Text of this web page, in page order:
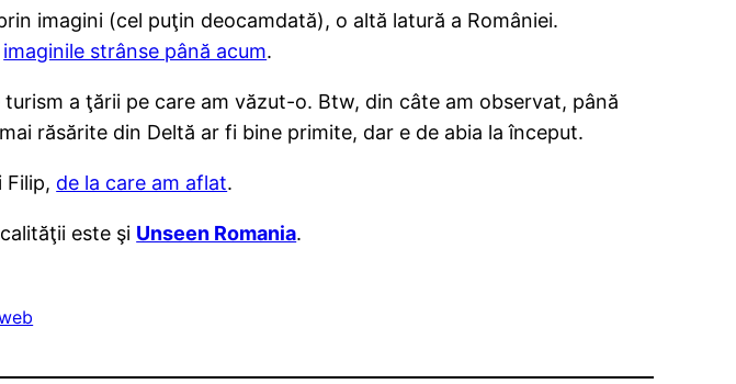
imagini (cel puţin deocamdată), o altă latură a României.
imaginile strânse până acum.
a ţării pe care am văzut-o. Btw, din câte am observat, până
răsărite din Deltă ar fi bine primite, dar e de abia la început.
Filip, de la care am aflat.
este şi Unseen Romania.